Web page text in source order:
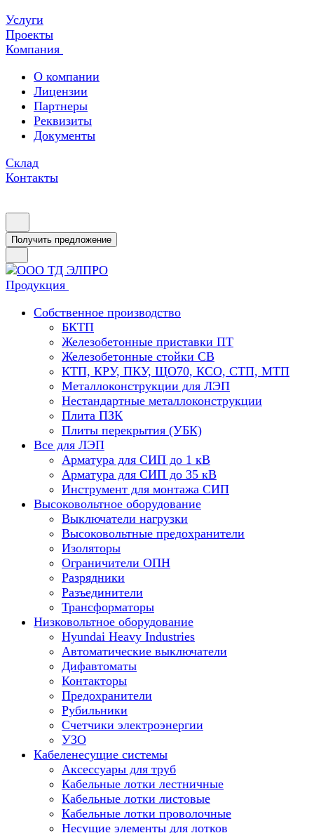
Услуги
Проекты
Компания
О компании
Лицензии
Партнеры
Реквизиты
Документы
Склад
Контакты
Получить предложение
Продукция
Собственное производство
БКТП
Железобетонные приставки ПТ
Железобетонные стойки СВ
КТП, КРУ, ПКУ, ЩО70, КСО, СТП, МТП
Металлоконструкции для ЛЭП
Нестандартные металлоконструкции
Плита ПЗК
Плиты перекрытия (УБК)
Все для ЛЭП
Арматура для СИП до 1 кВ
Арматура для СИП до 35 кВ
Инструмент для монтажа СИП
Высоковольтное оборудование
Выключатели нагрузки
Высоковольтные предохранители
Изоляторы
Ограничители ОПН
Разрядники
Разъединители
Трансформаторы
Низковольтное оборудование
Hyundai Heavy Industries
Автоматические выключатели
Дифавтоматы
Контакторы
Предохранители
Рубильники
Счетчики электроэнергии
УЗО
Кабеленесущие системы
Аксессуары для труб
Кабельные лотки лестничные
Кабельные лотки листовые
Кабельные лотки проволочные
Несущие элементы для лотков